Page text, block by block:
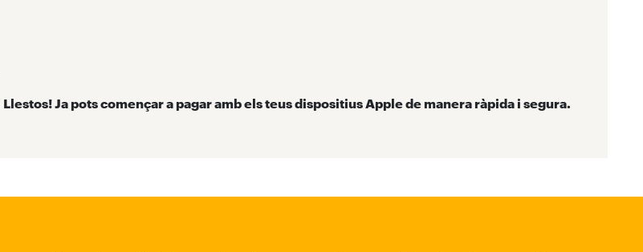
Llestos! Ja pots començar a pagar amb els teus dispositius Apple de manera ràpida i segura.